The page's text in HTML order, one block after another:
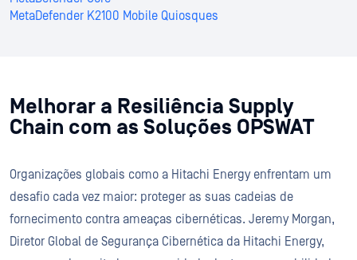
MetaDefender K2100 Mobile Quiosques
Melhorar a Resiliência Supply
Chain com as Soluções OPSWAT
Organizações globais como a Hitachi Energy enfrentam um
desafio cada vez maior: proteger as suas cadeias de
fornecimento contra ameaças cibernéticas. Jeremy Morgan,
Diretor Global de Segurança Cibernética da Hitachi Energy,